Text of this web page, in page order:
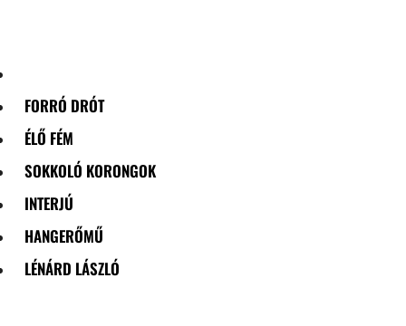
FORRÓ DRÓT
ÉLŐ FÉM
SOKKOLÓ KORONGOK
INTERJÚ
HANGERŐMŰ
LÉNÁRD LÁSZLÓ